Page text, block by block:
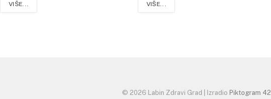
VIŠE... VIŠE...
© 2026 Labin Zdravi Grad | Izradio Piktogram 42